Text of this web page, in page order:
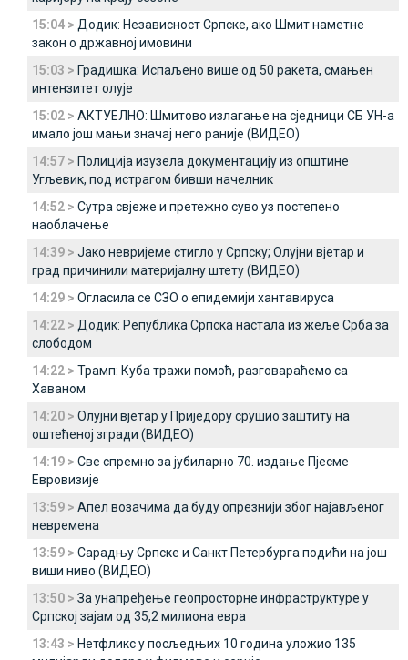
15:04 > Додик: Независност Српске, ако Шмит наметне
закон о државној имовини
15:03 > Градишка: Испаљено више од 50 ракета, смањен
интензитет олује
15:02 > АКТУЕЛНО: Шмитово излагање на сједници СБ УН-а
имало још мањи значај него раније (ВИДЕО)
14:57 > Полиција изузела документацију из општине
Угљевик, под истрагом бивши начелник
14:52 > Сутра свјеже и претежно суво уз постепено
наоблачење
14:39 > Јако невријеме стигло у Српску; Олујни вјетар и
град причинили материјалну штету (ВИДЕО)
14:29 > Огласила се СЗО о епидемији хантавируса
14:22 > Додик: Република Српска настала из жеље Срба за
слободом
14:22 > Трамп: Куба тражи помоћ, разговараћемо са
Хаваном
14:20 > Олујни вјетар у Приједору срушио заштиту на
оштећеној згради (ВИДЕО)
14:19 > Све спремно за јубиларно 70. издање Пјесме
Евровизије
13:59 > Апел возачима да буду опрезнији због најављеног
невремена
13:59 > Сарадњу Српске и Санкт Петербурга подићи на још
виши ниво (ВИДЕО)
13:50 > За унапређење геопросторне инфраструктуре у
Српској зајам од 35,2 милиона евра
13:43 > Нетфликс у посљедњих 10 година уложио 135